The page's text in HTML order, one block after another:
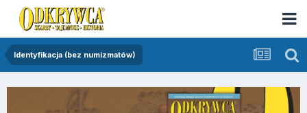
Identyfikacja (bez numizmatów)